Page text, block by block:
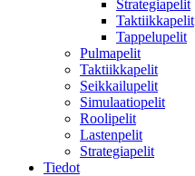
Strategiapelit
Taktiikkapelit
Tappelupelit
Pulmapelit
Taktiikkapelit
Seikkailupelit
Simulaatiopelit
Roolipelit
Lastenpelit
Strategiapelit
Tiedot